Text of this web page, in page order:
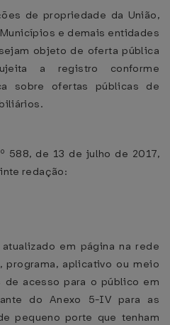
de propriedade da União,
e demais entidades
objeto de oferta pública
a registro conforme
sobre ofertas públicas de
588, de 13 de julho de 2017,
redação:
em página na rede
programa, aplicativo ou meio
acesso para o público em
do Anexo 5-IV para as
pequeno porte que tenham